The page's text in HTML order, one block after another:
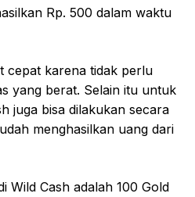
Rp. 500 dalam waktu
cepat karena tidak perlu
yang berat. Selain itu untuk
juga bisa dilakukan secara
menghasilkan uang dari
Wild Cash adalah 100 Gold